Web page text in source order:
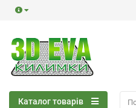
Каталог товарів